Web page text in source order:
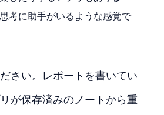
考に助手がいるような感覚で
さい。レポートを書いてい
が保存済みのノートから重